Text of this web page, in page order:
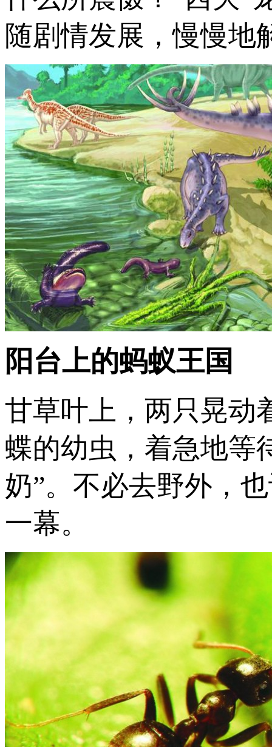
随剧情发展，慢慢地
阳台上的蚂蚁王国
甘草叶上，两只晃
蝶的幼虫，着急地等
奶”。不必去野外，
一幕。